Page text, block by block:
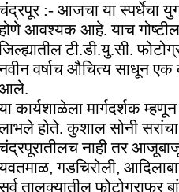
:- आजचा या स्पर्धेचा
आवश्यक आहे. याच
टी.डी.यु.सी.
वर्षाच औचित्य साधून
कार्यशाळेला मार्गदर्शक
होते. कुशाल सोनी सरांचा
नाही तर
गडचिरोली,
तालुक्यातील फोटोग्राफर